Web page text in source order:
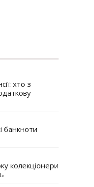
хто з
банкноти
колекціонери